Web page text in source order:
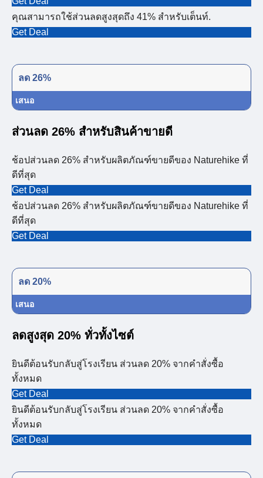
คุณสามารถใช้ส่วนลดสูงสุดถึง 41% สำหรับเต็นท์.
Get Deal
ลด 26%
เสนอ
ส่วนลด 26% สำหรับสินค้าขายดี
ช้อปส่วนลด 26% สำหรับผลิตภัณฑ์ขายดีของ Naturehike ที่
ดีที่สุด
Get Deal
ช้อปส่วนลด 26% สำหรับผลิตภัณฑ์ขายดีของ Naturehike ที่
ดีที่สุด
Get Deal
ลด 20%
เสนอ
ลดสูงสุด 20% ทั่วทั้งไซต์
ยินดีต้อนรับกลับสู่โรงเรียน ส่วนลด 20% จากคำสั่งซื้อ
ทั้งหมด
Get Deal
ยินดีต้อนรับกลับสู่โรงเรียน ส่วนลด 20% จากคำสั่งซื้อ
ทั้งหมด
Get Deal